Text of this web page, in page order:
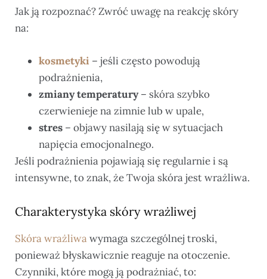
Jak ją rozpoznać? Zwróć uwagę na reakcję skóry
na:
kosmetyki – jeśli często powodują
podrażnienia,
zmiany temperatury– skóra szybko
czerwienieje na zimnie lub w upale,
stres – objawy nasilają się w sytuacjach
napięcia emocjonalnego.
Jeśli podrażnienia pojawiają się regularnie i są
intensywne, to znak, że Twoja skóra jest wrażliwa.
Charakterystyka skóry wrażliwej
Skóra wrażliwawymaga szczególnej troski,
ponieważ błyskawicznie reaguje na otoczenie.
Czynniki, które mogą ją podrażniać, to: